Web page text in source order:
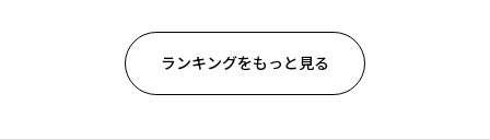
ランキングをもっと見る